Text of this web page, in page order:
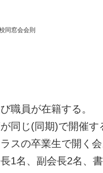
同窓会会則
職員が在籍する。
同じ(同期)で開催
スの卒業生で開く会
1名、副会長2名、